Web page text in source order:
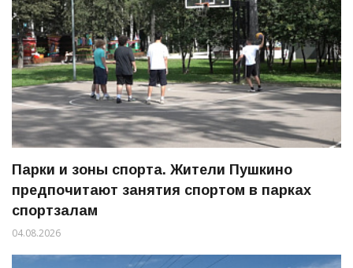
Парки и зоны спорта. Жители Пушкино
предпочитают занятия спортом в парках
спортзалам
04.08.2026